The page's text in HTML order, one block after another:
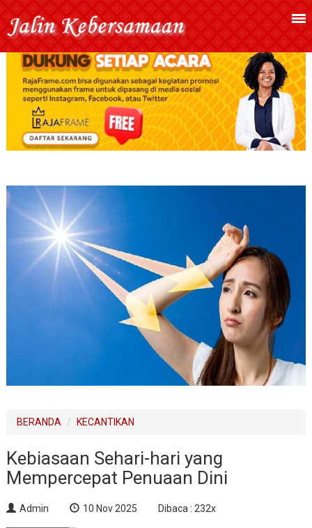
BERANDA KECANTIKAN
Kebiasaan Sehari-hari yang
Mempercepat Penuaan Dini
Admin 10 Nov 2025 Dibaca : 232x